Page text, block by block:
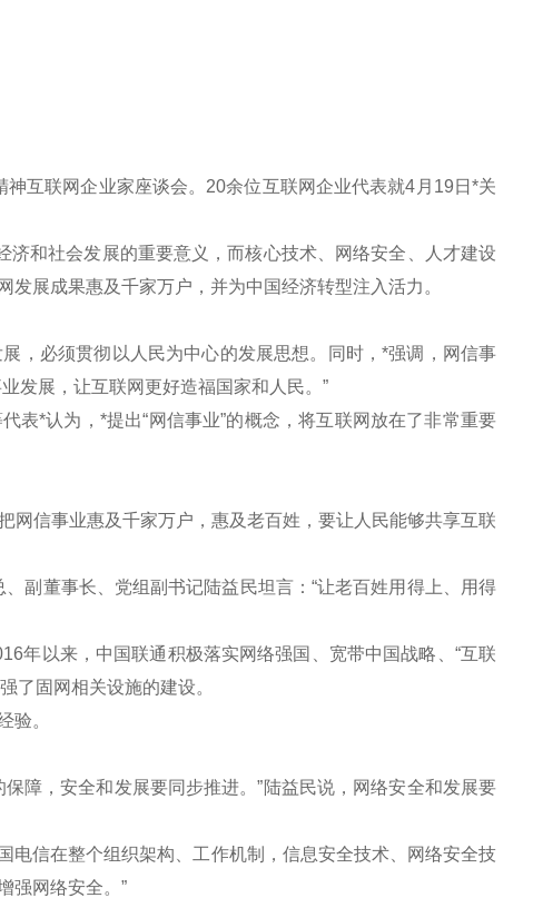
互联网企业家座谈会。20余位互联网企业代表就4月19日*关
和社会发展的重要意义，而核心技术、网络安全、人才建设
展成果惠及千家万户，并为中国经济转型注入活力。
必须贯彻以人民为中心的发展思想。同时，*强调，网信事
发展，让互联网更好造福国家和人民。”
*认为，*提出“网信事业”的概念，将互联网放在了非常重要
信事业惠及千家万户，惠及老百姓，要让人民能够共享互联
董事长、党组副书记陆益民坦言：“让老百姓用得上、用得
以来，中国联通积极落实网络强国、宽带中国战略、“互联
了固网相关设施的建设。
验。
，安全和发展要同步推进。”陆益民说，网络安全和发展要
信在整个组织架构、工作机制，信息安全技术、网络安全技
强网络安全。”